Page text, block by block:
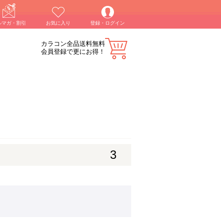
マガ・割引 お気に入り 登録・ログイン
カラコン全品送料無料
会員登録で更にお得！
3